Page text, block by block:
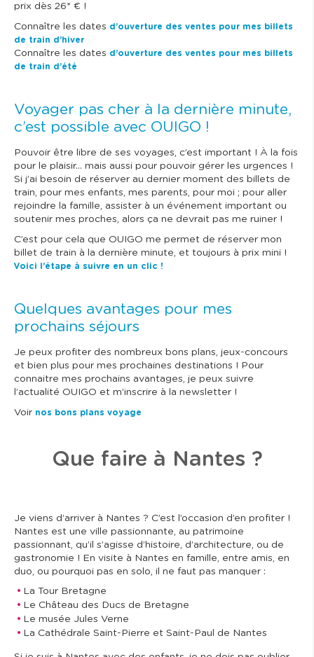
prix dès 26* € !
Connaître les dates d’ouverture des ventes pour mes billets
de train d’hiver
Connaître les dates d’ouverture des ventes pour mes billets
de train d’été
Voyager pas cher à la dernière minute,
c’est possible avec OUIGO !
Pouvoir être libre de ses voyages, c’est important ! À la fois
pour le plaisir… mais aussi pour pouvoir gérer les urgences !
Si j’ai besoin de réserver au dernier moment des billets de
train, pour mes enfants, mes parents, pour moi ; pour aller
rejoindre la famille, assister à un événement important ou
soutenir mes proches, alors ça ne devrait pas me ruiner !
C’est pour cela que OUIGO me permet de réserver mon
billet de train à la dernière minute, et toujours à prix mini !
Voici l’étape à suivre en un clic !
Quelques avantages pour mes
prochains séjours
Je peux profiter des nombreux bons plans, jeux-concours
et bien plus pour mes prochaines destinations ! Pour
connaitre mes prochains avantages, je peux suivre
l’actualité OUIGO et m’inscrire à la newsletter !
Voir nos bons plans voyage
Que faire à Nantes ?
Je viens d’arriver à Nantes ? C’est l’occasion d’en profiter !
Nantes est une ville passionnante, au patrimoine
passionnant, qu’il s’agisse d’histoire, d’architecture, ou de
gastronomie ! En visite à Nantes en famille, entre amis, en
duo, ou pourquoi pas en solo, il ne faut pas manquer :
La Tour Bretagne
Le Château des Ducs de Bretagne
Le musée Jules Verne
La Cathédrale Saint-Pierre et Saint-Paul de Nantes